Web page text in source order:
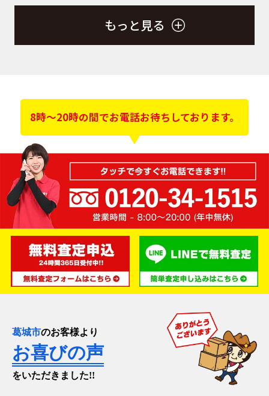
もっと見る
8時～20時の間でお電話お待ちしております。
葛城市のお客様より
お喜びの声
をいただきました!!